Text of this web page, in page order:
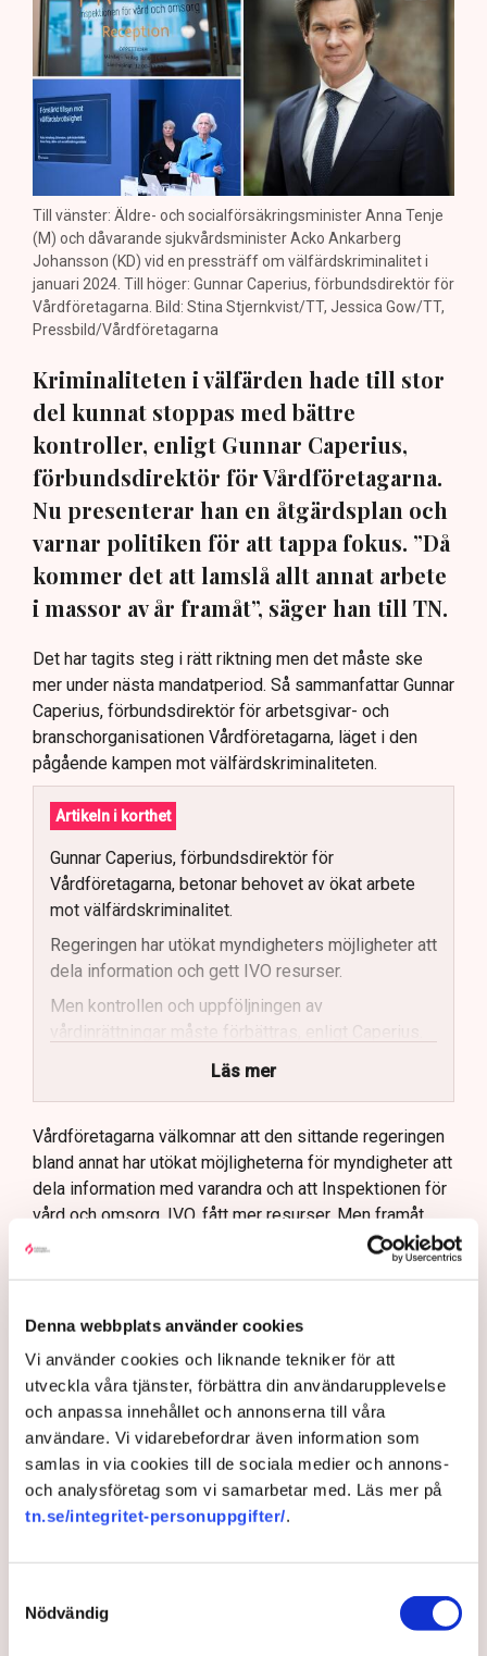
Denna webbplats använder cookies
Vi använder cookies och liknande tekniker för att
utveckla våra tjänster, förbättra din användarupplevelse
och anpassa innehållet och annonserna till våra
användare. Vi vidarebefordrar även information som
samlas in via cookies till de sociala medier och annons-
och analysföretag som vi samarbetar med. Läs mer på
tn.se/integritet-personuppgifter/.
Nödvändig
Till vänster: Äldre- och socialförsäkringsminister Anna Tenje
(M) och dåvarande sjukvårdsminister Acko Ankarberg
Johansson (KD) vid en pressträff om välfärdskriminalitet i
januari 2024. Till höger: Gunnar Caperius, förbundsdirektör för
Vårdföretagarna. Bild: Stina Stjernkvist/TT, Jessica Gow/TT,
Pressbild/Vårdföretagarna
Kriminaliteten i välfärden hade till stor
del kunnat stoppas med bättre
kontroller, enligt Gunnar Caperius,
förbundsdirektör för Vårdföretagarna.
Nu presenterar han en åtgärdsplan och
varnar politiken för att tappa fokus. ”Då
kommer det att lamslå allt annat arbete
i massor av år framåt”, säger han till TN.
Det har tagits steg i rätt riktning men det måste ske
mer under nästa mandatperiod. Så sammanfattar Gunnar
Caperius, förbundsdirektör för arbetsgivar- och
branschorganisationen Vårdföretagarna, läget i den
pågående kampen mot välfärdskriminaliteten.
Artikeln i korthet
Gunnar Caperius, förbundsdirektör för
Vårdföretagarna, betonar behovet av ökat arbete
mot välfärdskriminalitet.
Regeringen har utökat myndigheters möjligheter att
dela information och gett IVO resurser.
Men kontrollen och uppföljningen av
vårdinrättningar måste förbättras, enligt Caperius.
Vårdföretagarna vill se skärpta
Stockholms stad ses som ett gott exempel när det
kommer till effektiv kontroll av vårdinrättningar.
Framtida lagstiftning bör möjliggöra kontinuerlig
kontroll av anställda inom vården, anser
Läs mer
Vårdföretagarna välkomnar att den sittande regeringen
bland annat har utökat möjligheterna för myndigheter att
dela information med varandra och att Inspektionen för
vård och omsorg, IVO, fått mer resurser. Men framåt
måste kontrollverksamheten och uppföljningen fungera
bättre än den har gjort hittills, anser Gunnar Caperius.
kriminella aktörerna. Vi ska erbjuda god vård och hög
kvalitet och då är det förstås jätteviktigt att få bort den
oseriösa konkurrensen som finns i vissa delar. Det är
jätteviktigt både för verksamheten och förtroendet för
branschen. Som alla andra vill vi ju att skattepengarna
ska gå till det som de är avsedda för och göra största
möjliga nytta, säger han till TN.
som man hade kunnat stoppa